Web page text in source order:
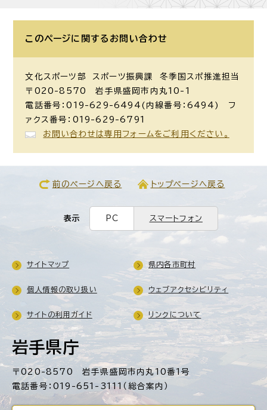
このページに関する お問い合わせ
文化スポーツ部 スポーツ振興課 冬季国スポ推進担当
〒020-8570 岩手県盛岡市内丸10-1
電話番号：019-629-6494(内線番号：6494) フ
ァクス番号：019-629-6791
お問い合わせは専用フォームをご利用ください。
前のページへ戻る トップページへ戻る
表示 PC スマートフォン
岩手県庁
〒020-8570 岩手県盛岡市内丸10番1号
電話番号：019-651-3111（総合案内）
サイトマップ 県内各市町村
個人情報の取り扱い ウェブアクセシビリティ
サイトの利用ガイド リンクについて